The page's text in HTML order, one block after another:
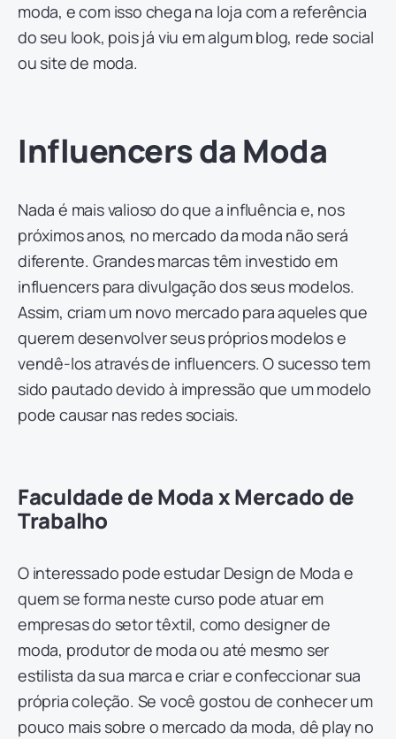
moda, e com isso chega na loja com a referência
do seu look, pois já viu em algum blog, rede social
ou site de moda.
Influencersda Moda
Nada é mais valioso do que a influência e, nos
próximos anos, no mercado da moda não será
diferente. Grandes marcas têm investido em
influencers para divulgação dos seus modelos.
Assim, criam um novo mercado para aqueles que
querem desenvolver seus próprios modelos e
vendê-los através de influencers. O sucesso tem
sido pautado devido à impressão que um modelo
pode causar nas redes sociais.
Faculdade de Moda x Mercado de
Trabalho
O interessado pode estudar Design de Moda e
quem se forma neste curso pode atuar em
empresas do setor têxtil, como designer de
moda, produtor de moda ou até mesmo ser
estilista da sua marca e criar e confeccionar sua
própria coleção. Se você gostou de conhecer um
pouco mais sobre o mercado da moda, dê play no